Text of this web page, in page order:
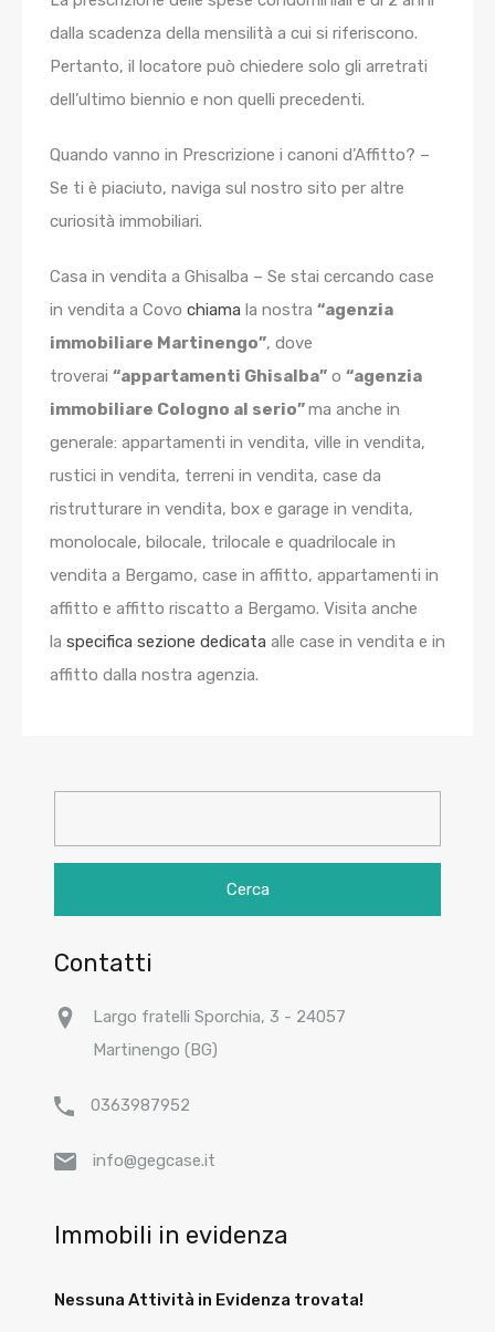
dalla scadenza della mensilità a cui si riferiscono.
Pertanto, il locatore può chiedere solo gli arretrati
dell’ultimo biennio e non quelli precedenti.
Quando vanno in Prescrizione i canoni d’Affitto? –
Se ti è piaciuto, naviga sul nostro sito per altre
curiosità immobiliari.
Casa in vendita a Ghisalba – Se stai cercando case
in vendita a Covo chiama la nostra “agenzia
immobiliare Martinengo”, dove
troverai “appartamenti Ghisalba” o “agenzia
immobiliare Cologno al serio”ma anche in
generale: appartamenti in vendita, ville in vendita,
rustici in vendita, terreni in vendita, case da
ristrutturare in vendita, box e garage in vendita,
monolocale, bilocale, trilocale e quadrilocale in
vendita a Bergamo, case in affitto, appartamenti in
affitto e affitto riscatto a Bergamo. Visita anche
la specifica sezione dedicata alle case in vendita e in
affitto dalla nostra agenzia.
Contatti
Largo fratelli Sporchia, 3 - 24057
Martinengo (BG)
0363987952
info@gegcase.it
Immobili in evidenza
Nessuna Attività in Evidenza trovata!